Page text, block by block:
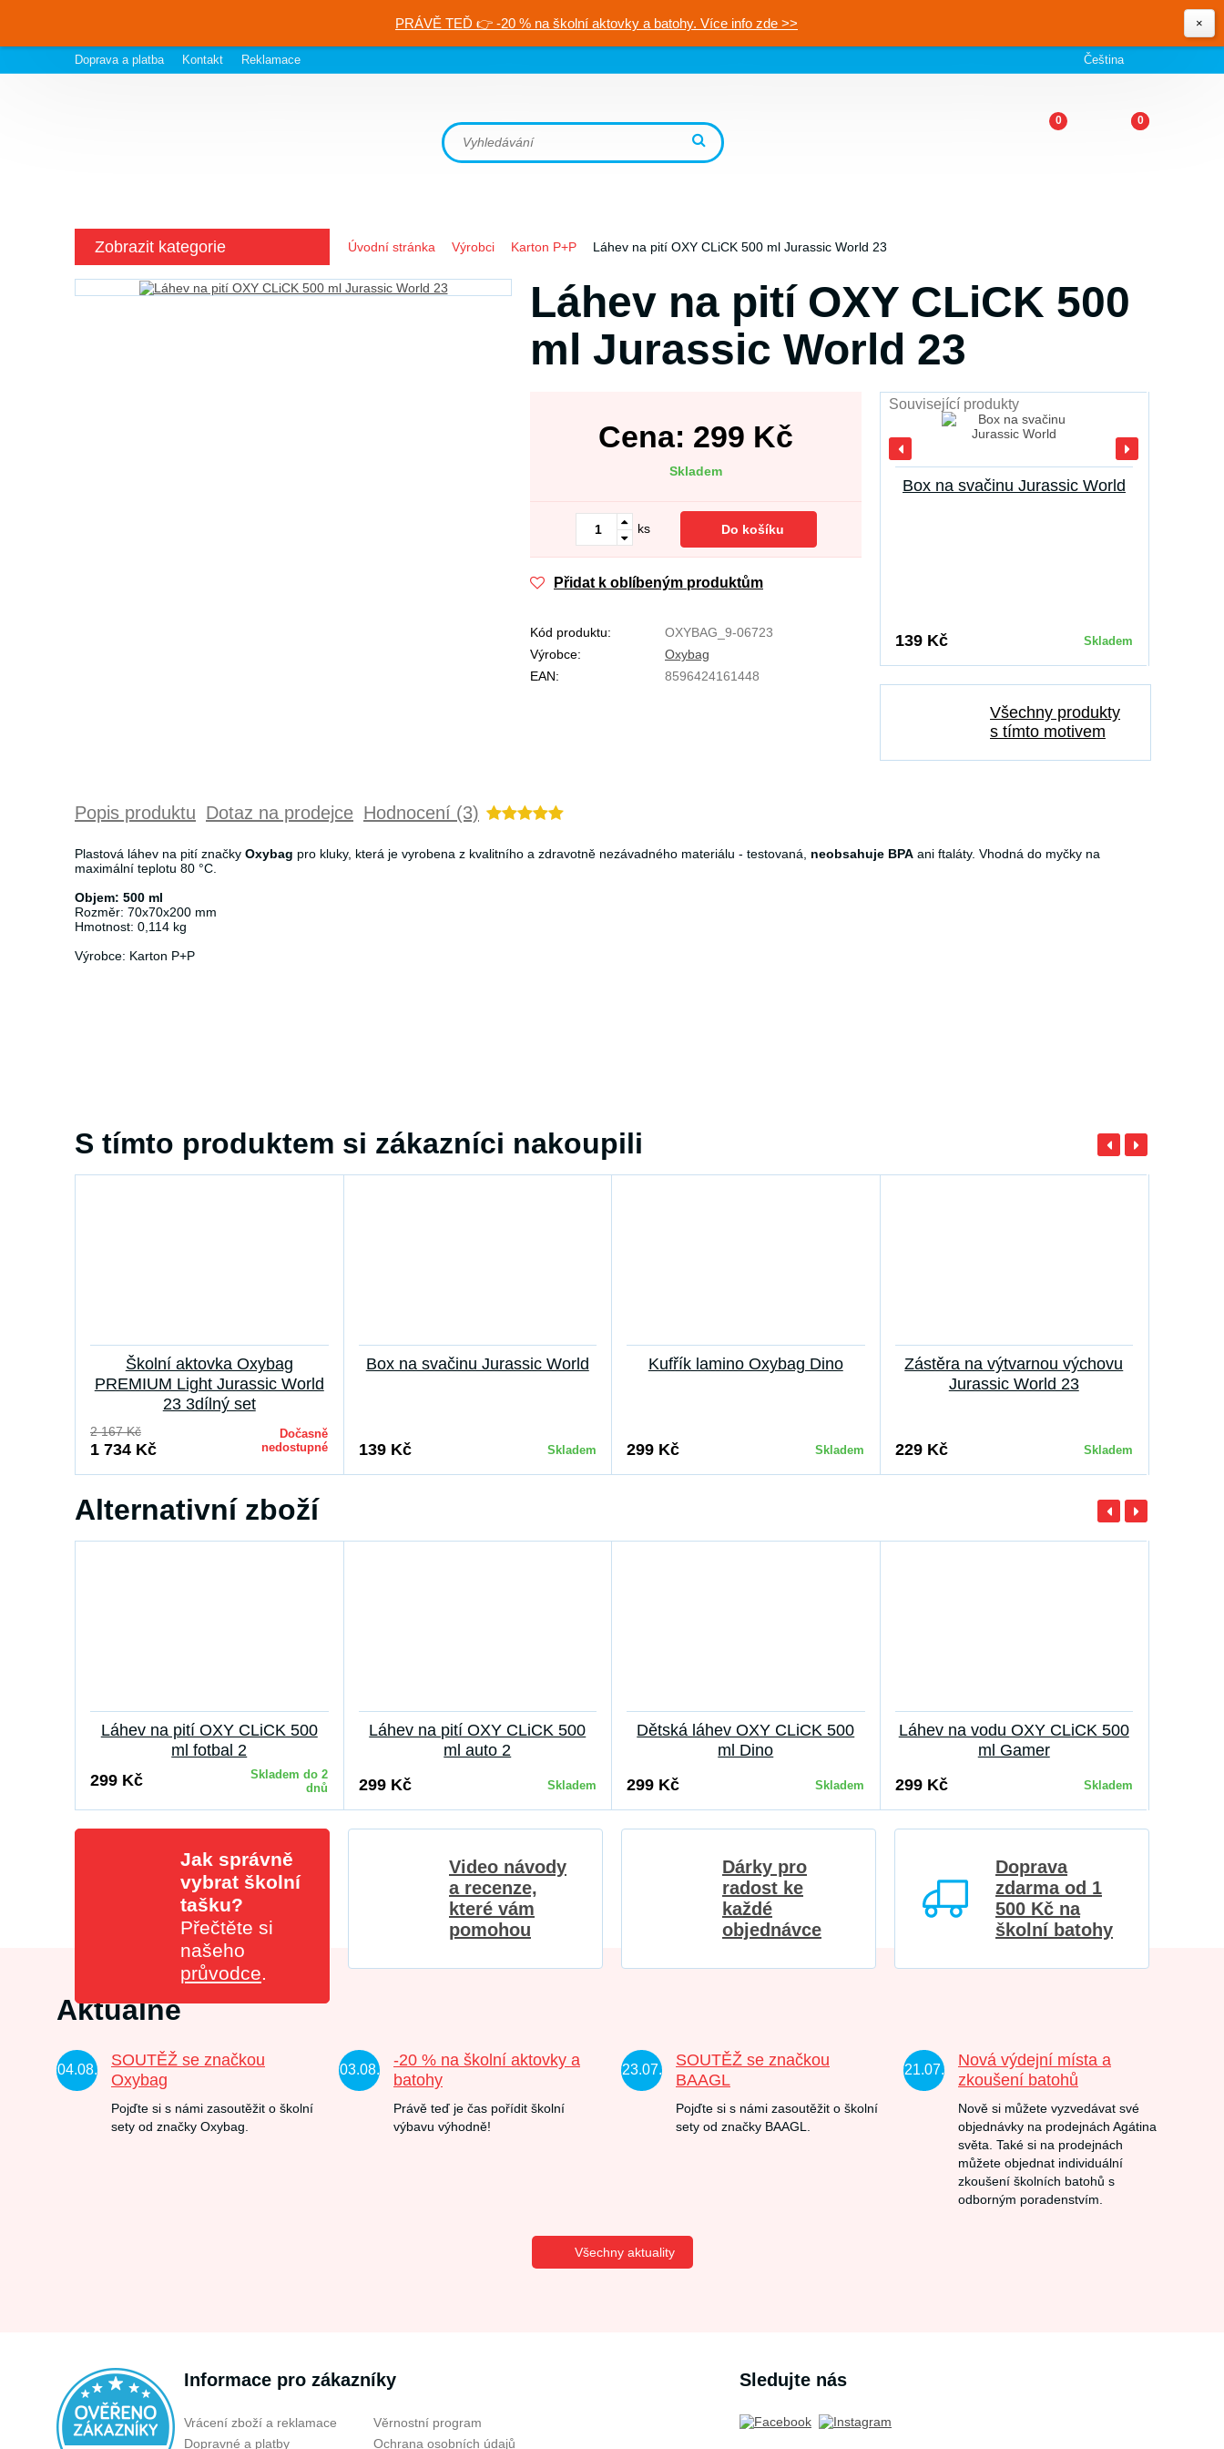
PRÁVĚ TEĎ 👉 -20 % na školní aktovky a batohy. Více info zde >> ×
Doprava a platba Kontakt Reklamace Čeština
0 0
Zobrazit kategorie Úvodní stránka Výrobci Karton P+P Láhev na pití OXY CLiCK 500 ml Jurassic World 23
Láhev na pití OXY CLiCK 500
ml Jurassic World 23
Cena: 299 Kč
Skladem
ks Do košíku
Přidat k oblíbeným produktům
Kód produktu:
OXYBAG_9-06723
Výrobce:
Oxybag
EAN:
8596424161448
Související produkty
Box na svačinu Jurassic World
139 Kč Skladem
Všechny produkty
s tímto motivem
Popis produktu Dotaz na prodejce Hodnocení (3)
Plastová láhev na pití značky Oxybag pro kluky, která je vyrobena z kvalitního a zdravotně nezávadného materiálu - testovaná, neobsahuje BPA ani ftaláty. Vhodná do myčky na
maximální teplotu 80 °C.
Objem: 500 ml
Rozměr: 70x70x200 mm
Hmotnost: 0,114 kg
Výrobce: Karton P+P
S tímto produktem si zákazníci nakoupili
Školní aktovka Oxybag
PREMIUM Light Jurassic World
23 3dílný set
2 167 Kč
1 734 Kč
Dočasně
nedostupné
Box na svačinu Jurassic World
139 Kč Skladem
Kufřík lamino Oxybag Dino
299 Kč Skladem
Zástěra na výtvarnou výchovu
Jurassic World 23
229 Kč Skladem
Alternativní zboží
Láhev na pití OXY CLiCK 500
ml fotbal 2
299 Kč
Skladem do 2
dnů
Láhev na pití OXY CLiCK 500
ml auto 2
299 Kč
Skladem
Dětská láhev OXY CLiCK 500
ml Dino
299 Kč
Skladem
Láhev na vodu OXY CLiCK 500
ml Gamer
299 Kč
Skladem
Jak správně
vybrat školní
tašku?
Přečtěte si
našeho
průvodce.
Video návody
a recenze,
které vám
pomohou
Dárky pro
radost ke
každé
objednávce
Doprava
zdarma od 1
500 Kč na
školní batohy
Aktuálně
04.08.
SOUTĚŽ se značkou
Oxybag
Pojďte si s námi zasoutěžit o školní
sety od značky Oxybag.
03.08.
-20 % na školní aktovky a
batohy
Právě teď je čas pořídit školní
výbavu výhodně!
23.07.
SOUTĚŽ se značkou
BAAGL
Pojďte si s námi zasoutěžit o školní
sety od značky BAAGL.
21.07.
Nová výdejní místa a
zkoušení batohů
Nově si můžete vyzvedávat své
objednávky na prodejnách Agátina
světa. Také si na prodejnách
můžete objednat individuální
zkoušení školních batohů s
odborným poradenstvím.
Všechny aktuality
Informace pro zákazníky
Vrácení zboží a reklamace
Dopravné a platby
Věrnostní program
Ochrana osobních údajů
Sledujte nás